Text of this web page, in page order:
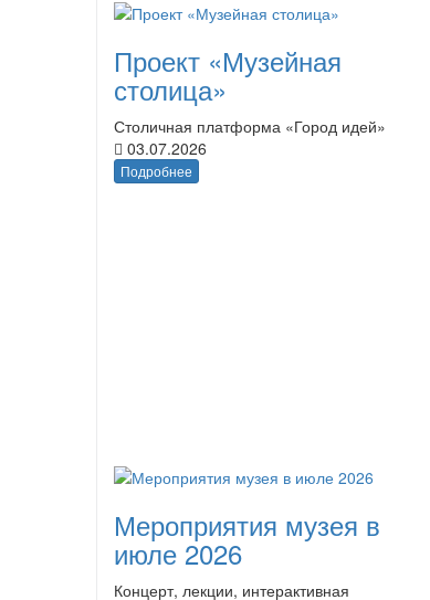
Проект «Музейная
столица»
Столичная платформа «Город идей»
03.07.2026
Подробнее
Мероприятия музея в
июле 2026
Концерт, лекции, интерактивная